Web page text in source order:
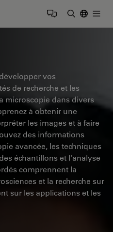
vos
de recherche et les
microscopie dans divers
à obtenir une
les images et à faire
des informations
avancée, les techniques
échantillons et l'analyse
comprennent la
et la recherche sur
sur les applications et les